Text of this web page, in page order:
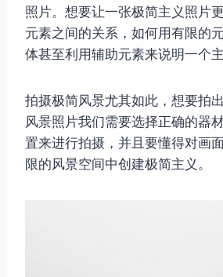
照片。想要让一张极简主义照片
元素之间的关系，如何用有限的
体甚至利用辅助元素来说明一个主
拍摄极简风景尤其如此，想要拍
风景照片我们需要选择正确的器
置来进行拍摄，并且要懂得对画
限的风景空间中创建极简主义。